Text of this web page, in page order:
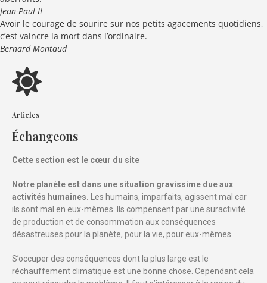
Jean-Paul II
Avoir le courage de sourire sur nos petits agacements quotidiens,
c’est vaincre la mort dans l’ordinaire.
Bernard Montaud
Articles
Échangeons
Cette section est le cœur du site
Notre planète est dans une situation gravissime due aux
activités humaines.
Les humains, imparfaits, agissent mal car
ils sont mal en eux-mêmes. Ils compensent par une suractivité
de production et de consommation aux conséquences
désastreuses pour la planète, pour la vie, pour eux-mêmes.
S’occuper des conséquences dont la plus large est le
réchauffement climatique est une bonne chose. Cependant cela